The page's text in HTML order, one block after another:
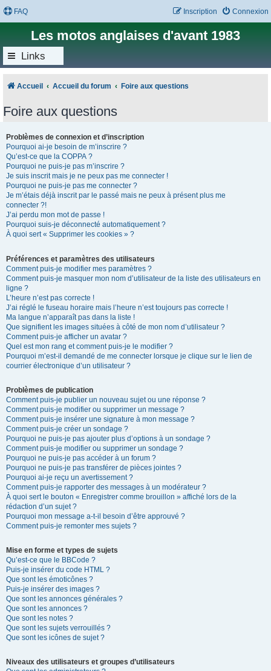
FAQ Connexion
Inscription
Les motos anglaises d'avant 1983
Links
Accueil Accueil du forum Foire aux questions
Foire aux questions
Problèmes de connexion et d’inscription
Pourquoi ai-je besoin de m’inscrire ?
Qu’est-ce que la COPPA ?
Pourquoi ne puis-je pas m’inscrire ?
Je suis inscrit mais je ne peux pas me connecter !
Pourquoi ne puis-je pas me connecter ?
Je m’étais déjà inscrit par le passé mais ne peux à présent plus me
connecter ?!
J’ai perdu mon mot de passe !
Pourquoi suis-je déconnecté automatiquement ?
À quoi sert « Supprimer les cookies » ?
Préférences et paramètres des utilisateurs
Comment puis-je modifier mes paramètres ?
Comment puis-je masquer mon nom d’utilisateur de la liste des utilisateurs en
ligne ?
L’heure n’est pas correcte !
J’ai réglé le fuseau horaire mais l’heure n’est toujours pas correcte !
Ma langue n’apparaît pas dans la liste !
Que signifient les images situées à côté de mon nom d’utilisateur ?
Comment puis-je afficher un avatar ?
Quel est mon rang et comment puis-je le modifier ?
Pourquoi m’est-il demandé de me connecter lorsque je clique sur le lien de
courrier électronique d’un utilisateur ?
Problèmes de publication
Comment puis-je publier un nouveau sujet ou une réponse ?
Comment puis-je modifier ou supprimer un message ?
Comment puis-je insérer une signature à mon message ?
Comment puis-je créer un sondage ?
Pourquoi ne puis-je pas ajouter plus d’options à un sondage ?
Comment puis-je modifier ou supprimer un sondage ?
Pourquoi ne puis-je pas accéder à un forum ?
Pourquoi ne puis-je pas transférer de pièces jointes ?
Pourquoi ai-je reçu un avertissement ?
Comment puis-je rapporter des messages à un modérateur ?
À quoi sert le bouton « Enregistrer comme brouillon » affiché lors de la
rédaction d’un sujet ?
Pourquoi mon message a-t-il besoin d’être approuvé ?
Comment puis-je remonter mes sujets ?
Mise en forme et types de sujets
Qu’est-ce que le BBCode ?
Puis-je insérer du code HTML ?
Que sont les émoticônes ?
Puis-je insérer des images ?
Que sont les annonces générales ?
Que sont les annonces ?
Que sont les notes ?
Que sont les sujets verrouillés ?
Que sont les icônes de sujet ?
Niveaux des utilisateurs et groupes d’utilisateurs